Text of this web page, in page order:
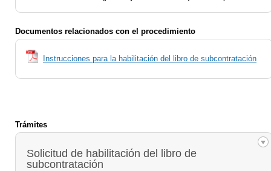
Documentos relacionados con el procedimiento
Instrucciones para la habilitación del libro de subcontratación
Trámites
Solicitud de habilitación del libro de
subcontratación